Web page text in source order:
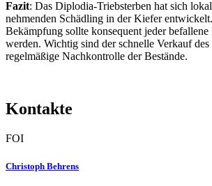
Fazit: Das Diplodia-Triebsterben hat sich
nehmenden Schädling in der Kiefer
Bekämpfung sollte konsequent jeder befallene
werden. Wichtig sind der schnelle Verkauf
regelmäßige Nachkontrolle der Bestände.
Kontakte
FOI
Christoph Behrens